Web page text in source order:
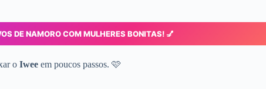
DE NAMORO COM MULHERES BONITAS! 💅
o Iwee em poucos passos. 🩷